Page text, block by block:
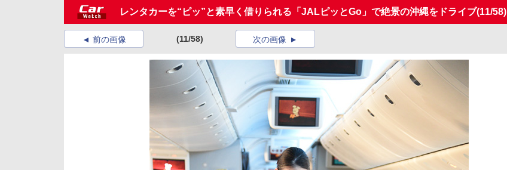
レンタカーを“ピッ”と素早く借りられる「JALピッとGo」で絶景の沖縄をドライブ(11/58)
前の画像 (11/58) 次の画像